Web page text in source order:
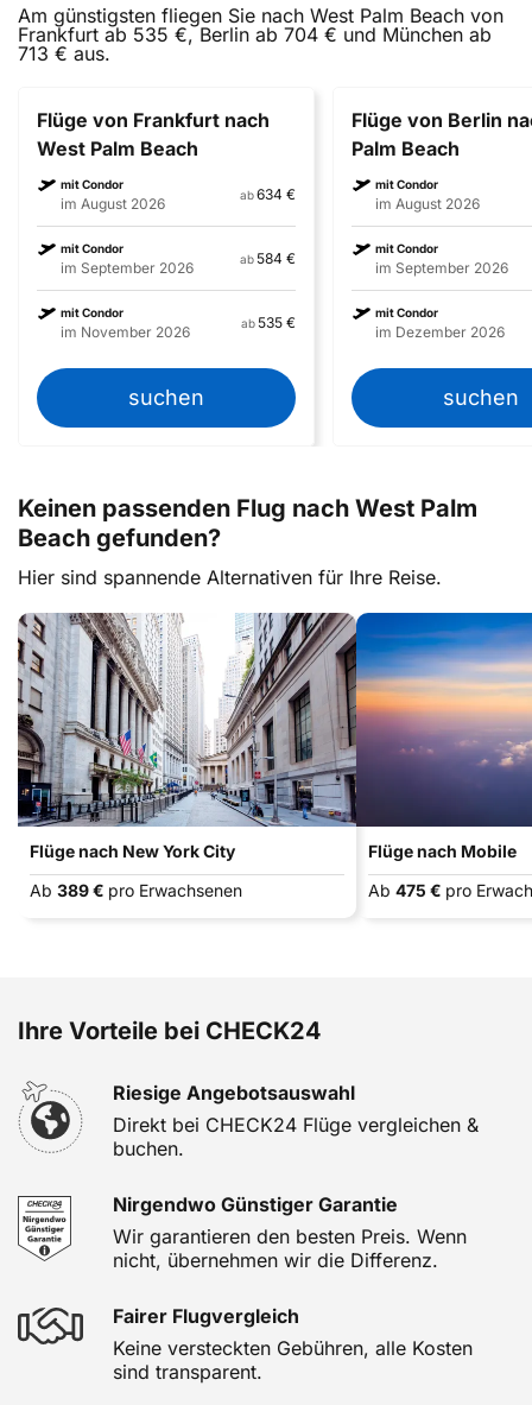
Am günstigsten fliegen Sie nach West Palm Beach von
Frankfurt ab 535 €, Berlin ab 704 € und München ab
713 € aus.
Flüge von Frankfurt nach
West Palm Beach
mit Condor
im August 2026
ab634 €
mit Condor
im September 2026
ab 584 €
mit Condor
im November 2026
ab 535 €
suchen
Flüge von Berlin
Palm Beach
mit Condor
im August 2026
mit Condor
im September 2026
mit Condor
im Dezember 2026
suchen
Keinen passenden Flug nach West Palm
Beach gefunden?
Hier sind spannende Alternativen für Ihre Reise.
Flüge nach New York City
Ab 389 € pro Erwachsenen
Flüge nach Mobile
Ab 475 € pro
Ihre Vorteile bei CHECK24
Riesige Angebotsauswahl
Direkt bei CHECK24 Flüge vergleichen &
buchen.
Nirgendwo Günstiger Garantie
Wir garantieren den besten Preis. Wenn
nicht, übernehmen wir die Differenz.
Fairer Flugvergleich
Keine versteckten Gebühren, alle Kosten
sind transparent.